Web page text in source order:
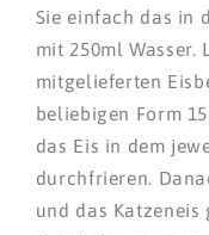
Sie einfach das in
mit 250ml Wasser.
mitgelieferten
beliebigen Form
das Eis in dem
durchfrieren.
und das Katzeneis